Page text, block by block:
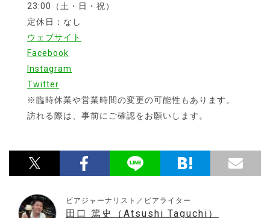
23:00（土・日・祝）
定休日：なし
ウェブサイト
Facebook
Instagram
Twitter
※臨時休業や営業時間の変更の可能性もあります。
訪れる際は、事前にご確認をお願いします。
ビアジャーナリスト／ビアライター
田口 篤史（Atsushi Taguchi）